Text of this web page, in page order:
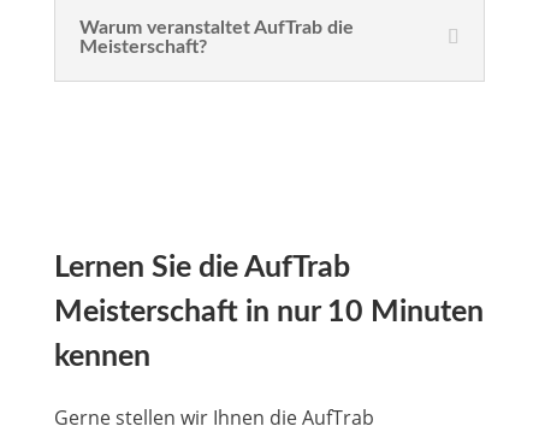
Warum veranstaltet AufTrab die
Meisterschaft?
Lernen Sie die AufTrab
Meisterschaft in nur 10 Minuten
kennen
Gerne stellen wir Ihnen die AufTrab